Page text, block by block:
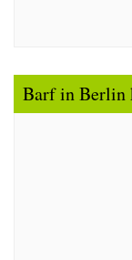
Barf in Berlin